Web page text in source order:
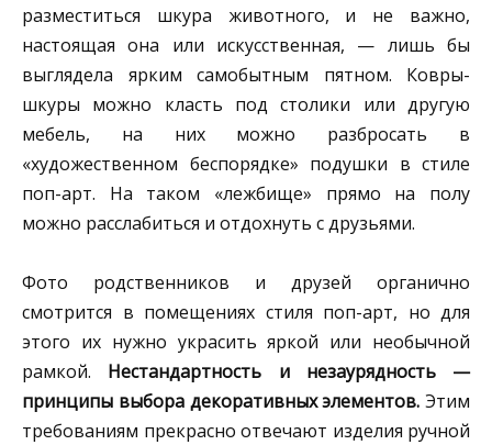
разместиться шкура животного, и не важно,
настоящая она или искусственная, — лишь бы
выглядела ярким самобытным пятном. Ковры-
шкуры можно класть под столики или другую
мебель, на них можно разбросать в
«художественном беспорядке» подушки в стиле
поп-арт. На таком «лежбище» прямо на полу
можно расслабиться и отдохнуть с друзьями.
Фото родственников и друзей органично
смотрится в помещениях стиля поп-арт, но для
этого их нужно украсить яркой или необычной
рамкой. Нестандартность и незаурядность —
принципы выбора декоративных элементов. Этим
требованиям прекрасно отвечают изделия ручной